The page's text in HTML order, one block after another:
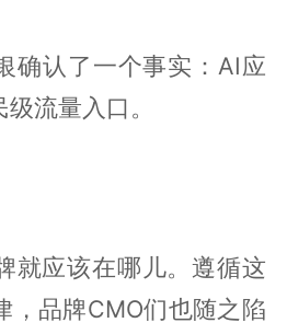
确认了一个事实：AI应
流量入口。
就应该在哪儿。遵循这
，品牌CMO们也随之陷